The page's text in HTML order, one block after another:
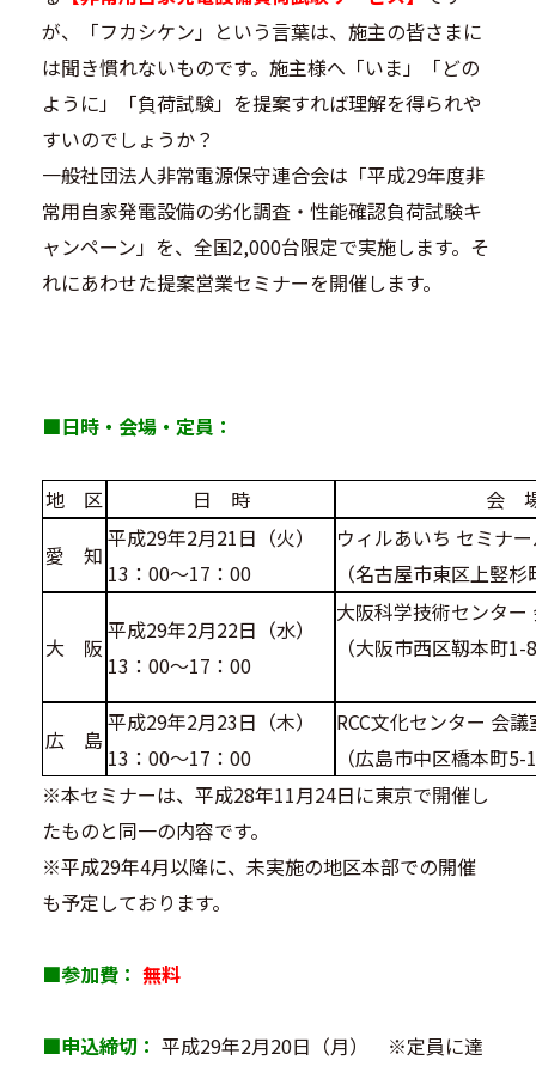
が、「フカシケン」という言葉は、施主の皆さまに
は聞き慣れないものです。施主様へ「いま」「どの
ように」「負荷試験」を提案すれば理解を得られや
すいのでしょうか？
一般社団法人非常電源保守連合会は「平成29年度非
常用自家発電設備の劣化調査・性能確認負荷試験キ
ャンペーン」を、全国2,000台限定で実施します。そ
れにあわせた提案営業セミナーを開催します。
■日時・会場・定員：
地 区 日 時
会
愛 知
平成29年2月21日（火）
13：00～17：00
ウィルあいち セミナ
（名古屋市東区上竪
大 阪
平成29年2月22日（水）
13：00～17：00
大阪科学技術センター
（大阪市西区靱本町1-
広 島
平成29年2月23日（木）
13：00～17：00
RCC文化センター 会
（広島市中区橋本町5-
※本セミナーは、平成28年11月24日に東京で開催し
たものと同一の内容です。
※平成29年4月以降に、未実施の地区本部での開催
も予定しております。
■参加費： 無料
■申込締切： 平成29年2月20日（月） ※定員に達